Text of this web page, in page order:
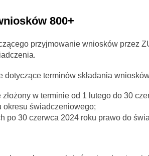
800+
przyjmowanie wniosków przez
terminów składania
w terminie od 1 lutego do 30
okresu świadczeniowego;
po 30 czerwca 2024 roku prawo do